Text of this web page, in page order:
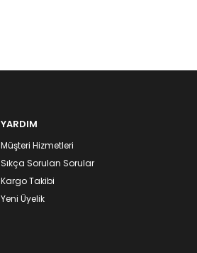
YARDIM
Müşteri Hizmetleri
Sıkça Sorulan Sorular
Kargo Takibi
Yeni Üyelik